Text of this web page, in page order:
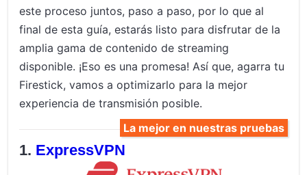
este proceso juntos, paso a paso, por lo que al
final de esta guía, estarás listo para disfrutar de la
amplia gama de contenido de streaming
disponible. ¡Eso es una promesa! Así que, agarra tu
Firestick, vamos a optimizarlo para la mejor
experiencia de transmisión posible.
La mejor en nuestras pruebas
ExpressVPN